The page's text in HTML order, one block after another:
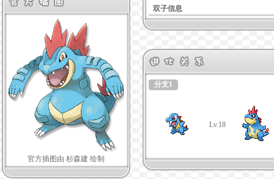
官方插图由 杉森建 绘制
双子信息
分支1
Lv.18